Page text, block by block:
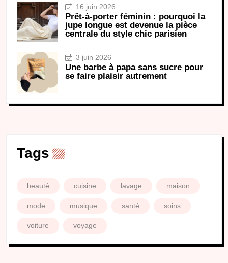
16 juin 2026
Prêt-à-porter féminin : pourquoi la
jupe longue est devenue la pièce
centrale du style chic parisien
3 juin 2026
Une barbe à papa sans sucre pour
se faire plaisir autrement
Tags
beauté cuisine lavage maison
mode musique santé soins
voiture voyage